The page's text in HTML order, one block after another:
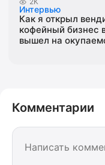
Интервью
Как я открыл
кофейный бизнес
вышел на
Комментарии